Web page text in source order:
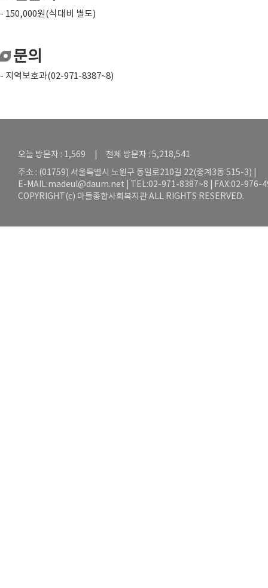
- 150,000원(식대비 별도)
문의
- 지역보호과(02-971-8387~8)
오늘 방문자 : 1,569 | 전체 방문자 : 5,218,541
주소 : (01759) 서울특별시 노원구 동일로210길 22(중계3동 515-3) |
E-MAIL:madeul@daum.net | TEL:02-971-8387~8 | FAX:02-976-
COPYRIGHT(c) 마들종합사회복지관 ALL RIGHTS RESERVED.